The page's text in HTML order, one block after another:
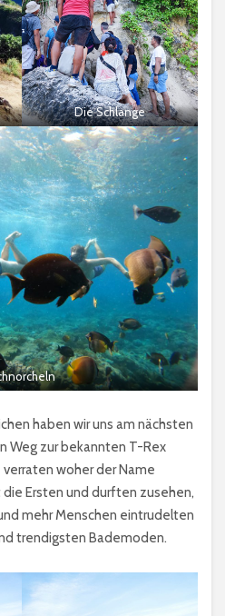
Die Schlange
haben wir uns am nächsten
Weg zur bekannten T-Rex
woher der Name
Ersten und durften zusehen,
mehr Menschen eintrudelten
trendigsten Bademoden.